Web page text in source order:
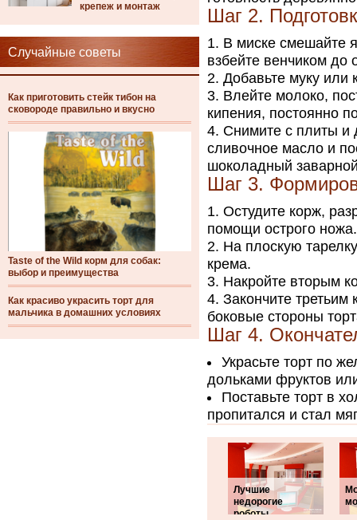
крепеж и монтаж
Случайные советы
Как приготовить стейк тибон на
сковороде правильно и вкусно
Taste of the Wild корм для собак:
выбор и преимущества
Как красиво украсить торт для
мальчика в домашних условиях
Шаг 2.
В миске смешайте
взбейте венчиком до
Добавьте муку
Влейте молоко,
кипения, постоянно
Снимите с плиты и
сливочное масло и
шоколадный
Шаг 3.
Остудите корж,
помощи острого ножа.
На плоскую
крема.
Накройте вторым
Закончите
боковые стороны
Шаг 4.
Украсьте торт по
дольками фруктов
Поставьте торт в
пропитался и стал
Лучшие
недорогие
роботы